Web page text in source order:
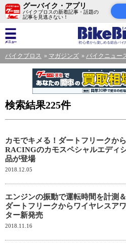
グーバイク・アプリ
バイクブロスの新着記事・話題の
記事を見逃さない！
バイクブロス マガジンズ バイクニュー
検索結果225件
カモでキメる！ダートフリークか
RACINGのカモスペシャルエディ
品が登場
2018.12.05
エンジンの振動で運転時間を計測＆
ダートフリークからワイヤレスア
ター新発売
2018.11.16